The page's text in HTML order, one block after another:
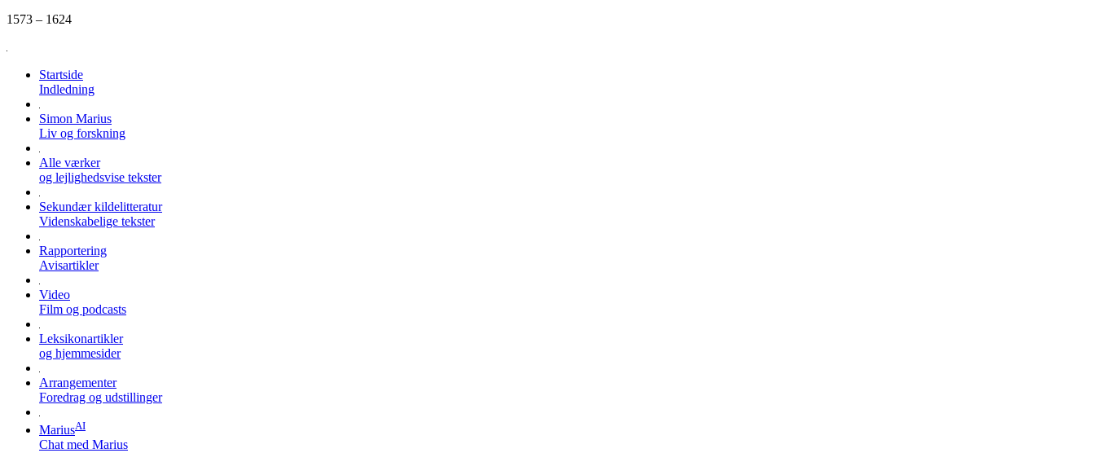
1573 – 1624
Startside
Indledning
Simon Marius
Liv og forskning
Alle værker
og lejlighedsvise tekster
Sekundær kildelitteratur
Videnskabelige tekster
Rapportering
Avisartikler
Video
Film og podcasts
Leksikonartikler
og hjemmesider
Arrangementer
Foredrag og udstillinger
MariusAI
Chat med Marius